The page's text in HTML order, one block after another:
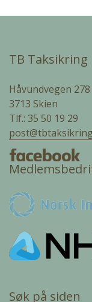
TB Taksikring
Håvundvegen 278
3713 Skien
Tlf.: 35 50 19 29
Søk på siden